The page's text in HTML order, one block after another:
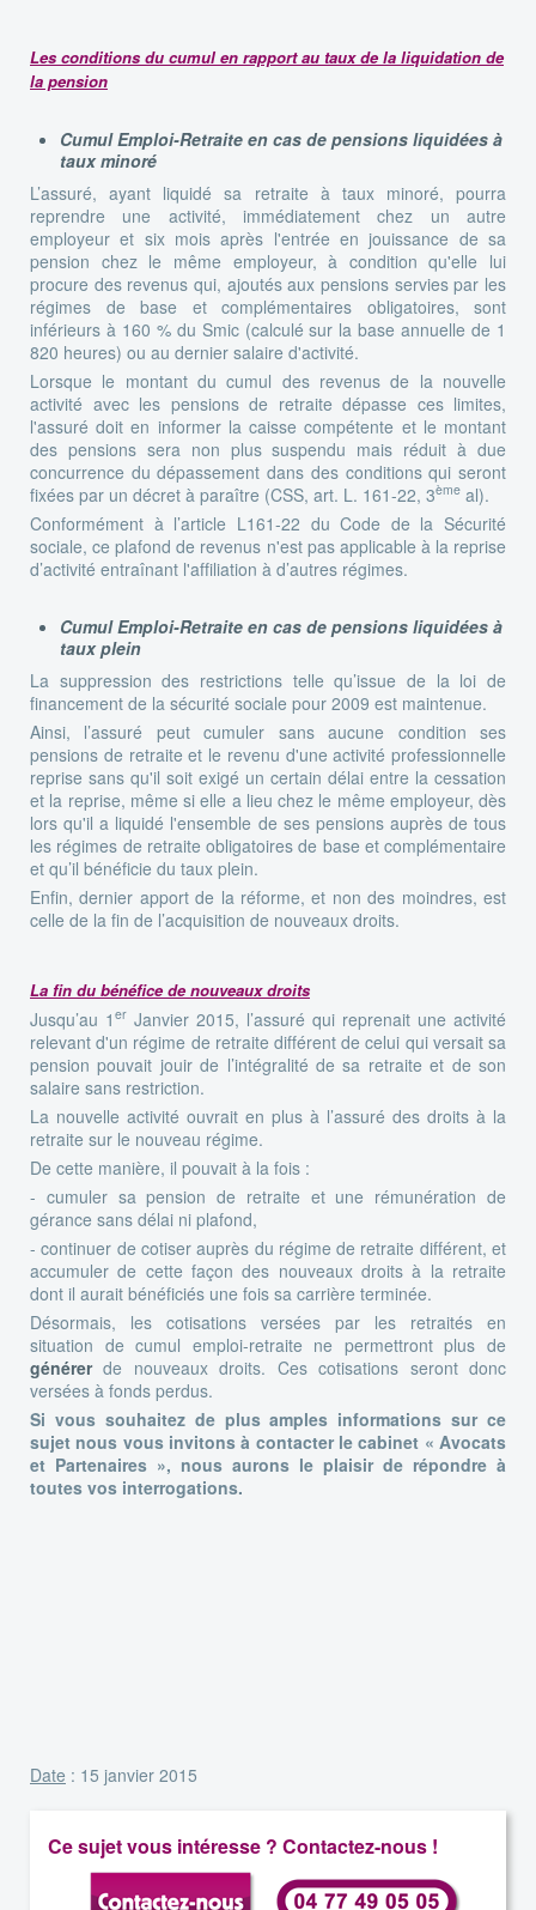
Les conditions du cumul en rapport au taux de la liquidation de
la pension
Cumul Emploi-Retraite en cas de pensions liquidées à
taux minoré
L’assuré, ayant liquidé sa retraite à taux minoré, pourra
reprendre une activité, immédiatement chez un autre
employeur et six mois après l'entrée en jouissance de sa
pension chez le même employeur, à condition qu'elle lui
procure des revenus qui, ajoutés aux pensions servies par les
régimes de base et complémentaires obligatoires, sont
inférieurs à 160 % du Smic (calculé sur la base annuelle de 1
820 heures) ou au dernier salaire d'activité.
Lorsque le montant du cumul des revenus de la nouvelle
activité avec les pensions de retraite dépasse ces limites,
l'assuré doit en informer la caisse compétente et le montant
des pensions sera non plus suspendu mais réduit à due
concurrence du dépassement dans des conditions qui seront
fixées par un décret à paraître (CSS, art. L. 161-22, 3ème al).
Conformément à l’article L161-22 du Code de la Sécurité
sociale, ce plafond de revenus n'est pas applicable à la reprise
d’activité entraînant l'affiliation à d’autres régimes.
Cumul Emploi-Retraite en cas de pensions liquidées à
taux plein
La suppression des restrictions telle qu’issue de la loi de
financement de la sécurité sociale pour 2009 est maintenue.
Ainsi, l’assuré peut cumuler sans aucune condition ses
pensions de retraite et le revenu d'une activité professionnelle
reprise sans qu'il soit exigé un certain délai entre la cessation
et la reprise, même si elle a lieu chez le même employeur, dès
lors qu'il a liquidé l'ensemble de ses pensions auprès de tous
les régimes de retraite obligatoires de base et complémentaire
et qu’il bénéficie du taux plein.
Enfin, dernier apport de la réforme, et non des moindres, est
celle de la fin de l’acquisition de nouveaux droits.
La fin du bénéfice de nouveaux droits
Jusqu’au 1 er Janvier 2015, l’assuré qui reprenait une activité
relevant d'un régime de retraite différent de celui qui versait sa
pension pouvait jouir de l’intégralité de sa retraite et de son
salaire sans restriction.
La nouvelle activité ouvrait en plus à l’assuré des droits à la
retraite sur le nouveau régime.
De cette manière, il pouvait à la fois :
- cumuler sa pension de retraite et une rémunération de
gérance sans délai ni plafond,
- continuer de cotiser auprès du régime de retraite différent, et
accumuler de cette façon des nouveaux droits à la retraite
dont il aurait bénéficiés une fois sa carrière terminée.
Désormais, les cotisations versées par les retraités en
situation de cumul emploi-retraite ne permettront plus de
générerde nouveaux droits. Ces cotisations seront donc
versées à fonds perdus.
Si vous souhaitez de plus amples informations sur ce
sujet nous vous invitons à contacter le cabinet « Avocats
et Partenaires », nous aurons le plaisir de répondre à
toutes vos interrogations.
Date : 15 janvier 2015
Ce sujet vous intéresse ? Contactez-nous !